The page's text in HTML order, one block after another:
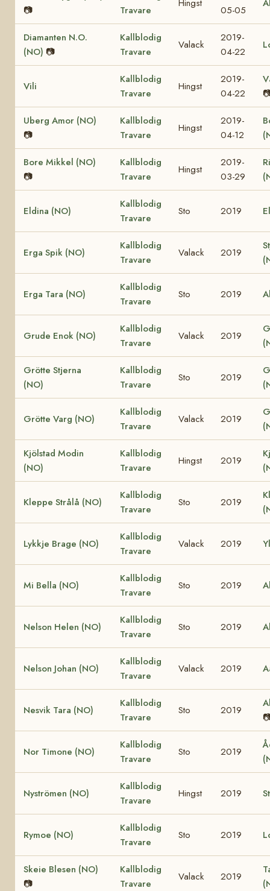
📷
Travare
Hingst
05-05
Diamanten N.O.
(NO) 📷
Kallblodig
Travare
Valack
2019-
04-22
Vili
Kallblodig
Travare
Hingst
2019-
04-22
Uberg Amor (NO)
📷
Kallblodig
Travare
Hingst
2019-
04-12
Bore Mikkel (NO)
📷
Kallblodig
Travare
Hingst
2019-
03-29
Eldina (NO)
Kallblodig
Travare
Sto 2019
Erga Spik (NO)
Kallblodig
Travare
Valack 2019
Erga Tara (NO)
Kallblodig
Travare
Sto 2019
Grude Enok (NO)
Kallblodig
Travare
Valack 2019
Grötte Stjerna
(NO)
Kallblodig
Travare
Sto 2019
Grötte Varg (NO)
Kallblodig
Travare
Valack 2019
Kjölstad Modin
(NO)
Kallblodig
Travare
Hingst 2019
Kleppe Strålå (NO)
Kallblodig
Travare
Sto 2019
Lykkje Brage (NO)
Kallblodig
Travare
Valack 2019
Mi Bella (NO)
Kallblodig
Travare
Sto 2019
Nelson Helen (NO)
Kallblodig
Travare
Sto 2019
Nelson Johan (NO)
Kallblodig
Travare
Valack 2019
Nesvik Tara (NO)
Kallblodig
Travare
Sto 2019
Nor Timone (NO)
Kallblodig
Travare
Sto 2019
Nyströmen (NO)
Kallblodig
Travare
Hingst 2019
Rymoe (NO)
Kallblodig
Travare
Sto 2019
Skeie Blesen (NO)
📷
Kallblodig
Travare
Valack 2019